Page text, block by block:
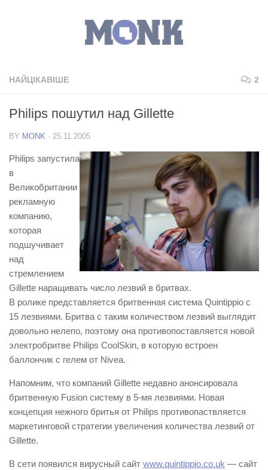
НАЙЦІКАВІШЕ 2
Philips пошутил над Gillette
BY MONK · 25.11.2005
Philips запустила
в
Великобритании
рекламную
компанию,
которая
подшучивает
над
стремлением
Gillette наращивать число лезвий в бритвах.
В ролике представляется бритвенная система Quintippio с
15 лезвиями. Бритва с таким количеством лезвий выглядит
довольно нелепо, поэтому она противопоставляется новой
электробритве Philips CoolSkin, в которую встроен
баллончик с гелем от Nivea.
Напомним, что компаний Gillette недавно анонсировала
бритвенную Fusion систему в 5-мя лезвиями. Новая
концепция нежного бритья от Philips противопаствляется
маркетинговой стратегии увеличения количества лезвий от
Gillette.
В сети появился вирусный сайт www.quintippio.co.uk — сайт